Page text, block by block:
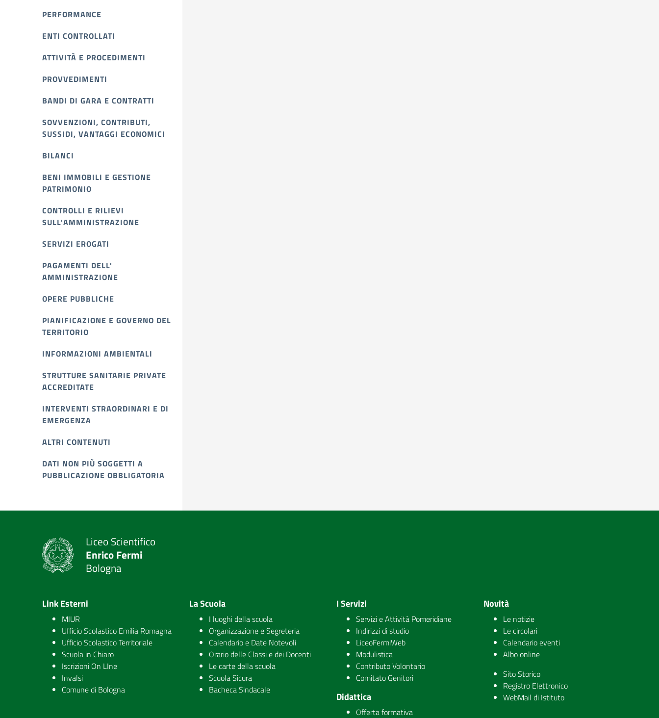
PERFORMANCE
ENTI CONTROLLATI
ATTIVITÀ E PROCEDIMENTI
PROVVEDIMENTI
BANDI DI GARA E CONTRATTI
SOVVENZIONI, CONTRIBUTI,
SUSSIDI, VANTAGGI ECONOMICI
BILANCI
BENI IMMOBILI E GESTIONE
PATRIMONIO
CONTROLLI E RILIEVI
SULL'AMMINISTRAZIONE
SERVIZI EROGATI
PAGAMENTI DELL'
AMMINISTRAZIONE
OPERE PUBBLICHE
PIANIFICAZIONE E GOVERNO DEL
TERRITORIO
INFORMAZIONI AMBIENTALI
STRUTTURE SANITARIE PRIVATE
ACCREDITATE
INTERVENTI STRAORDINARI E DI
EMERGENZA
ALTRI CONTENUTI
DATI NON PIÙ SOGGETTI A
PUBBLICAZIONE OBBLIGATORIA
Liceo Scientifico
Enrico Fermi
Bologna
Link Esterni
MIUR
Ufficio Scolastico Emilia Romagna
Ufficio Scolastico Territoriale
Scuola in Chiaro
Iscrizioni On LIne
Invalsi
Comune di Bologna
La Scuola
I luoghi della scuola
Organizzazione e Segreteria
Calendario e Date Notevoli
Orario delle Classi e dei Docenti
Le carte della scuola
Scuola Sicura
Bacheca Sindacale
I Servizi
Servizi e Attività Pomeridiane
Indirizzi di studio
LiceoFermiWeb
Modulistica
Contributo Volontario
Comitato Genitori
Didattica
Offerta formativa
Novità
Le notizie
Le circolari
Calendario eventi
Albo online
Sito Storico
Registro Elettronico
WebMail di Istituto